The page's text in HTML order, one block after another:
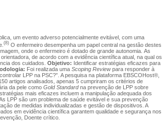
um evento adverso potencialmente evitável, com uma
(8)O enfermeiro desempenha um papel central na gestão destes
onde o enfermeiro é dotado de grande autonomia. As
de acordo com a evidência científica atual, na qual os
dos cuidados. Objetivo: Identificar estratégias eficazes para
Foi realizada uma Scoping Reviewpara responder à
LPP na PSC?”. A pesquisa na plataforma EBSCOHost®,
artigos analisados, apenas 5 cumpriram os critérios de
da pele como Gold Standardna prevenção de LPP sobre
mais eficazes incluem a manipulação adequada dos
LPP são um problema de saúde evitável e sua prevenção
de medidas individualizadas e gestão de dispositivos. A
em evidência científica garantem qualidade e segurança nos
Doente crítico.